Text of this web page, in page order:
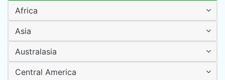
Africa
Asia
Australasia
Central America